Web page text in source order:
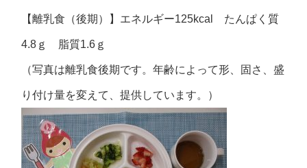
【離乳食（後期）】エネルギー125kcal たんぱく質
4.8ｇ 脂質1.6ｇ
（写真は離乳食後期です。年齢によって形、固さ、盛
り付け量を変えて、提供しています。）